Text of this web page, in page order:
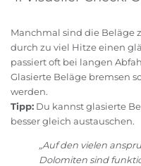
Manchmal sind die Beläge
durch zu viel Hitze einen
passiert oft bei langen
Glasierte Beläge bremsen
werden.
Tipp: Du kannst glasierte
besser gleich austauschen.
„Auf den vielen
Dolomiten sind